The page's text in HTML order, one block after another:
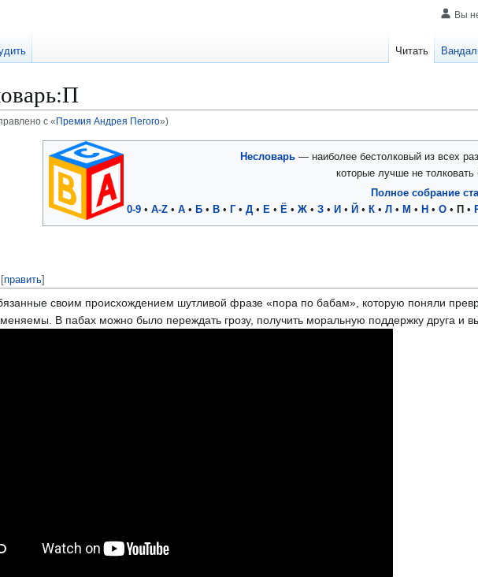
с « Премия Андрея Пегого»)
Несловарь — наиболее бестолковый из всех
которые лучше не толковать
Полное собрание
0-9 • A-Z • А • Б • В • Г• Д • Е • Ё • Ж • З • И • Й • К • Л • М • Н • О • П •
[править]
своим происхождением шутливой фразе «пора по бабам», которую поняли
В пабах можно было переждать грозу, получить моральную поддержку друга и
Вы
Читать